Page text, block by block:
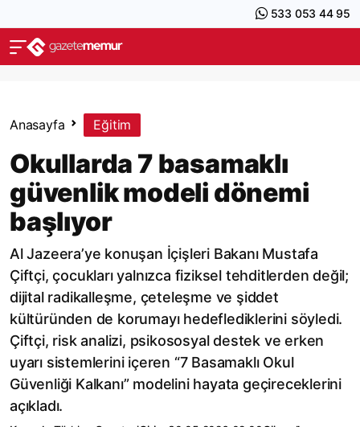
533 053 44 95
Anasayfa Eğitim
Okullarda 7 basamaklı
güvenlik modeli dönemi
başlıyor
Al Jazeera’ye konuşan İçişleri Bakanı Mustafa
Çiftçi, çocukları yalnızca fiziksel tehditlerden değil;
dijital radikalleşme, çeteleşme ve şiddet
kültüründen de korumayı hedeflediklerini söyledi.
Çiftçi, risk analizi, psikososyal destek ve erken
uyarı sistemlerini içeren “7 Basamaklı Okul
Güvenliği Kalkanı” modelini hayata geçireceklerini
açıkladı.